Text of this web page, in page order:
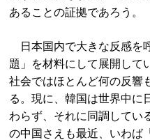
あることの証拠であろう。
日本国内で大きな反感を
題」を材料にして展開して
社会ではほとんど何の反響
る。現に、韓国は世界中に
わらず、それに同調してい
の中国さえも最近、いわば